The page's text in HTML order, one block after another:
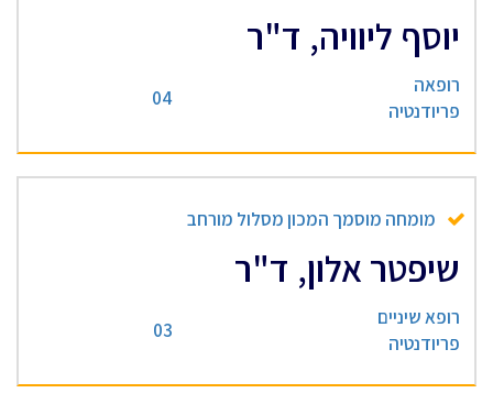
יוסף ליוויה, ד"ר
רופאה
פריודנטיה
04
מומחה מוסמך המכון מסלול מורחב
שיפטר אלון, ד"ר
רופא שיניים
פריודנטיה
03